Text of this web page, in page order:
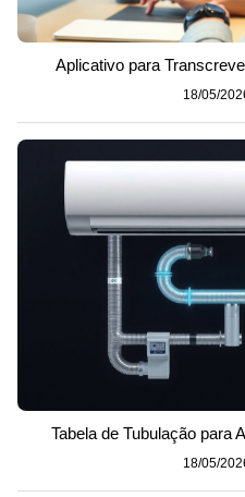
Aplicativo para
18/05/
Tabela de Tubulação para
18/05/